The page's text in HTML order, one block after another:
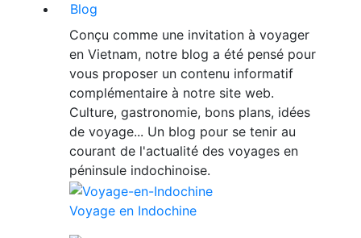
Blog
Conçu comme une invitation à voyager
en Vietnam, notre blog a été pensé pour
vous proposer un contenu informatif
complémentaire à notre site web.
Culture, gastronomie, bons plans, idées
de voyage... Un blog pour se tenir au
courant de l'actualité des voyages en
péninsule indochinoise.
Voyage en Indochine